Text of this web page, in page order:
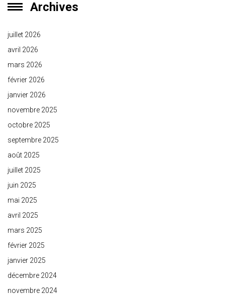
Archives
juillet 2026
avril 2026
mars 2026
février 2026
janvier 2026
novembre 2025
octobre 2025
septembre 2025
août 2025
juillet 2025
juin 2025
mai 2025
avril 2025
mars 2025
février 2025
janvier 2025
décembre 2024
novembre 2024